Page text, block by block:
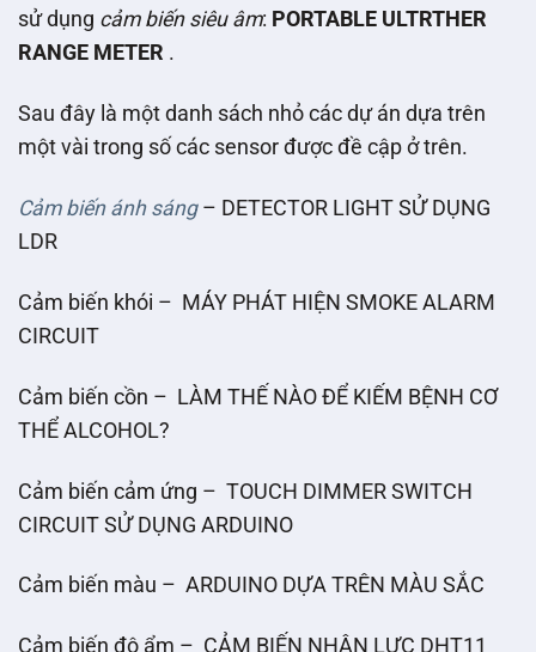
sử dụng cảm biến siêu âm: PORTABLE ULTRTHER
RANGE METER .
Sau đây là một danh sách nhỏ các dự án dựa trên
một vài trong số các sensor được đề cập ở trên.
Cảm biến ánh sáng– DETECTOR LIGHT SỬ DỤNG
LDR
Cảm biến khói – MÁY PHÁT HIỆN SMOKE ALARM
CIRCUIT
Cảm biến cồn – LÀM THẾ NÀO ĐỂ KIẾM BỆNH CƠ
THỂ ALCOHOL?
Cảm biến cảm ứng – TOUCH DIMMER SWITCH
CIRCUIT SỬ DỤNG ARDUINO
Cảm biến màu – ARDUINO DỰA TRÊN MÀU SẮC
Cảm biến độ ẩm – CẢM BIẾN NHÂN LỰC DHT11